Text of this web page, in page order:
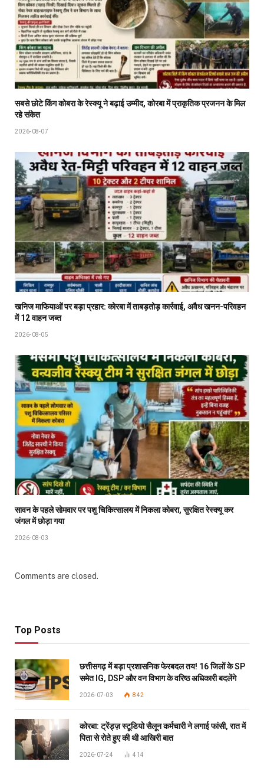
सबसे छोटे किंग कोबरा के रेस्क्यू ने बढ़ाई उम्मीद, कोरबा में प्राकृतिक प्रजनन के मिल
रहे संकेत
2026-08-07
खनिज माफियाओं पर बड़ा प्रहार: कोरबा में ताबड़तोड़ कार्रवाई, अवैध खनन-परिवहन
में 12 वाहन जब्त
2026-08-05
सावन के पहले सोमवार पर पशु चिकित्सालय में निकला कोबरा, सुरक्षित रेस्क्यू कर
जंगल में छोड़ा गया
2026-08-03
Comments are closed.
Top Posts
छत्तीसगढ़ में बड़ा प्रशासनिक फेरबदल तय! 16 जिलों के SP
समेत IG, DSP और वन विभाग के वरिष्ठ अधिकारी बदलेंगे
2026-07-03 842
कोरबा: ट्रेंड्ज़ स्टूडियो सैलून कर्मचारी ने लगाई फांसी, रात में
पिता से रोते हुए की थी आखिरी बात
2026-07-24 414